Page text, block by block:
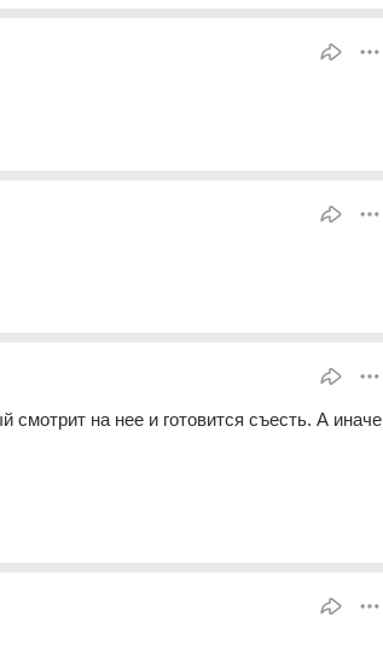
смотрит на нее и готовится съесть. А иначе